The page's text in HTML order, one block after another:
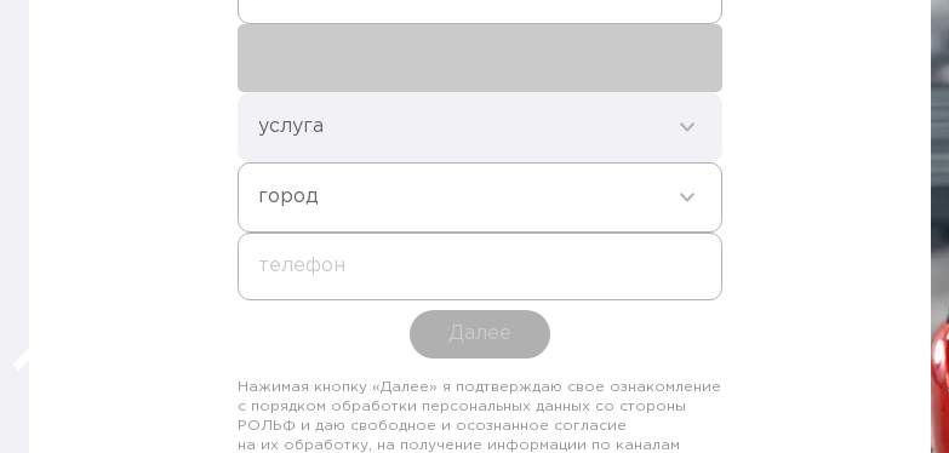
услуга
город
телефон
Далее
Нажимая кнопку «Далее» я подтверждаю свое ознакомление
с порядком обработки персональных данных со стороны
РОЛЬФ и даю свободное и осознанное согласие
на их обработку, на получение информации по каналам